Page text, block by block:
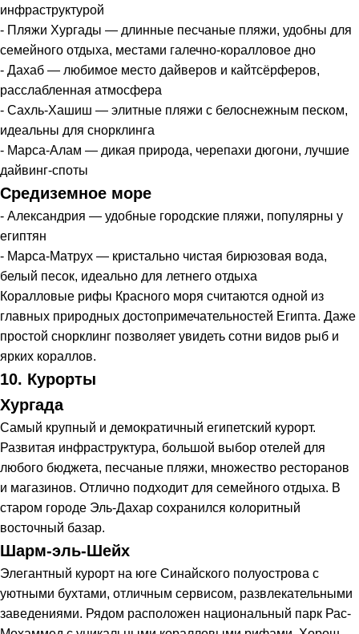
инфраструктурой
- Пляжи Хургады — длинные песчаные пляжи, удобны для
семейного отдыха, местами галечно-коралловое дно
- Дахаб — любимое место дайверов и кайтсёрферов,
расслабленная атмосфера
- Сахль-Хашиш — элитные пляжи с белоснежным песком,
идеальны для снорклинга
- Марса-Алам — дикая природа, черепахи дюгони, лучшие
дайвинг-споты
Средиземное море
- Александрия — удобные городские пляжи, популярны у
египтян
- Марса-Матрух — кристально чистая бирюзовая вода,
белый песок, идеально для летнего отдыха
Коралловые рифы Красного моря считаются одной из
главных природных достопримечательностей Египта. Даже
простой снорклинг позволяет увидеть сотни видов рыб и
ярких кораллов.
10. Курорты
Хургада
Самый крупный и демократичный египетский курорт.
Развитая инфраструктура, большой выбор отелей для
любого бюджета, песчаные пляжи, множество ресторанов
и магазинов. Отлично подходит для семейного отдыха. В
старом городе Эль-Дахар сохранился колоритный
восточный базар.
Шарм-эль-Шейх
Элегантный курорт на юге Синайского полуострова с
уютными бухтами, отличным сервисом, развлекательными
заведениями. Рядом расположен национальный парк Рас-